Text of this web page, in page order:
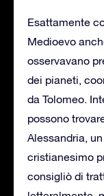
Esattamente
Medioevo
osservavano
dei pianeti,
da Tolomeo.
possono
Alessandria,
cristianesimo
consigliò di